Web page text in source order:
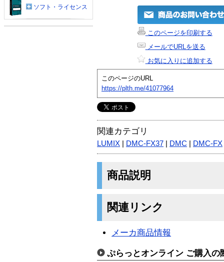
このページを印刷する
メールでURLを送る
お気に入りに追加する
このページのURL
https://plth.me/41077964
関連カテゴリ
LUMIX DMC-FX37 DMC DMC-FX
商品説明
関連リンク
メーカ商品情報
ぷらっとオンライン ご購入の
ソフト・ライセンス